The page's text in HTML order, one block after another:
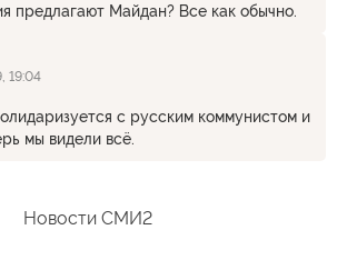
предлагают Майдан? Все как обычно.
19:04
с русским коммунистом и
мы видели всё.
Новости СМИ2